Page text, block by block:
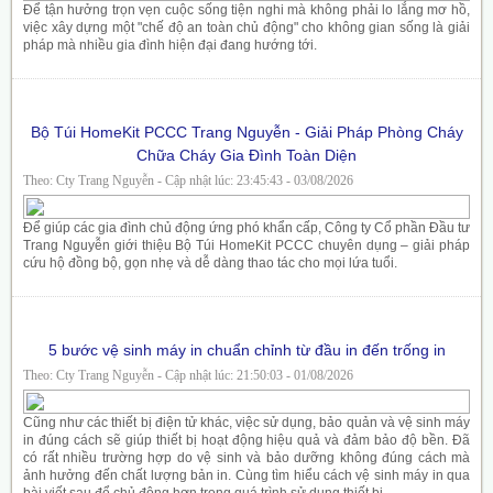
Để tận hưởng trọn vẹn cuộc sống tiện nghi mà không phải lo lắng mơ hồ,
việc xây dựng một "chế độ an toàn chủ động" cho không gian sống là giải
pháp mà nhiều gia đình hiện đại đang hướng tới.
Bộ Túi HomeKit PCCC Trang Nguyễn - Giải Pháp Phòng Cháy
Chữa Cháy Gia Đình Toàn Diện
Theo: Cty Trang Nguyễn - Cập nhật lúc: 23:45:43 - 03/08/2026
Để giúp các gia đình chủ động ứng phó khẩn cấp, Công ty Cổ phần Đầu tư
Trang Nguyễn giới thiệu Bộ Túi HomeKit PCCC chuyên dụng – giải pháp
cứu hộ đồng bộ, gọn nhẹ và dễ dàng thao tác cho mọi lứa tuổi.
5 bước vệ sinh máy in chuẩn chỉnh từ đầu in đến trống in
Theo: Cty Trang Nguyễn - Cập nhật lúc: 21:50:03 - 01/08/2026
Cũng như các thiết bị điện tử khác, việc sử dụng, bảo quản và vệ sinh máy
in đúng cách sẽ giúp thiết bị hoạt động hiệu quả và đảm bảo độ bền. Đã
có rất nhiều trường hợp do vệ sinh và bảo dưỡng không đúng cách mà
ảnh hưởng đến chất lượng bản in. Cùng tìm hiểu cách vệ sinh máy in qua